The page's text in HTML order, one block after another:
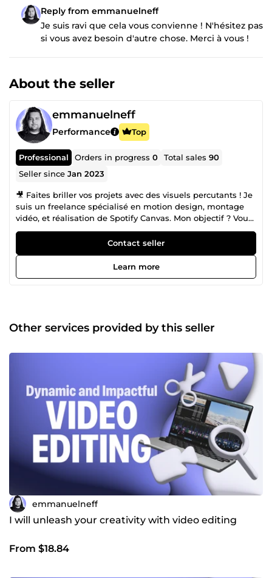
Reply from emmanuelneff
Je suis ravi que cela vous convienne ! N'hésitez pas
si vous avez besoin d'autre chose. Merci à vous !
About the seller
emmanuelneff
Performance Top
Professional Orders in progress0 Total sales90
Seller sinceJan 2023
🎥 Faites briller vos projets avec des visuels percutants ! Je
suis un freelance spécialisé en motion design, montage
vidéo, et réalisation de Spotify Canvas. Mon objectif ? Vous
aider à raconter votre histoire de manière innovante et
captivante pour engager votre audience. ✨ 💡 Expérience
professionnelle diversifiée : Au fil des années, j’ai collaboré
avec des agences marketing, des agences TikTok et de
nombreux artistes, en apportant des solutions visuelles
au service de votre projet. 🎬 Une passion qui dure depuis
10 ans : Depuis mes premières créations sur YouTube
expertise solide et un regard créatif affûté pour
transformer vos idées en vidéos mémorables. Je suis à
votre écoute pour concrétiser vos projets avec
professionnalisme et créativité. Contactez-moi pour
donner vie à vos idées ! 👉 Emmanuel
Contact seller
Learn more
Other services provided by this seller
emmanuelneff
I will unleash your creativity with video editing
From $18.84